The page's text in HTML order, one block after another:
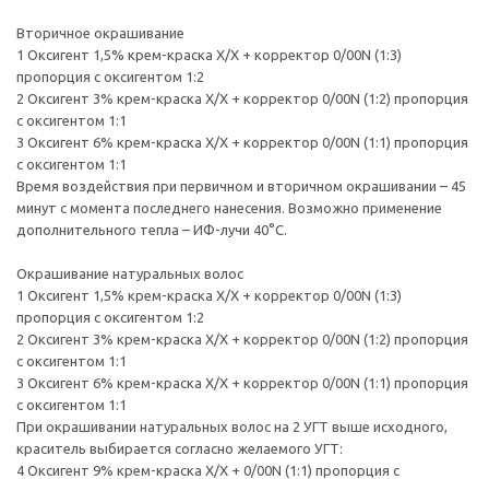
Вторичное окрашивание
1 Оксигент 1,5% крем-краска Х/Х + корректор 0/00N (1:3)
пропорция с оксигентом 1:2
2 Оксигент 3% крем-краска Х/Х + корректор 0/00N (1:2) пропорция
с оксигентом 1:1
3 Оксигент 6% крем-краска Х/Х + корректор 0/00N (1:1) пропорция
с оксигентом 1:1
Время воздействия при первичном и вторичном окрашивании – 45
минут с момента последнего нанесения. Возможно применение
дополнительного тепла – ИФ-лучи 40°С.
Окрашивание натуральных волос
1 Оксигент 1,5% крем-краска Х/Х + корректор 0/00N (1:3)
пропорция с оксигентом 1:2
2 Оксигент 3% крем-краска Х/Х + корректор 0/00N (1:2) пропорция
с оксигентом 1:1
3 Оксигент 6% крем-краска Х/Х + корректор 0/00N (1:1) пропорция
с оксигентом 1:1
При окрашивании натуральных волос на 2 УГТ выше исходного,
краситель выбирается согласно желаемого УГТ:
4 Оксигент 9% крем-краска Х/Х + 0/00N (1:1) пропорция с